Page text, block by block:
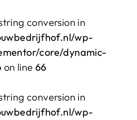
conversion in
wp-
core/dynamic-
on line66
conversion in
wp-